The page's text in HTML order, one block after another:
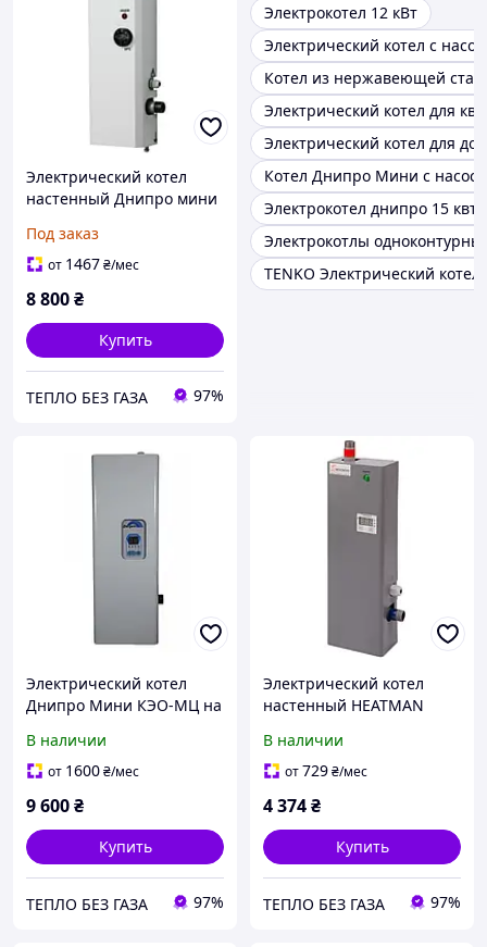
Электрический котел
настенный Днипро мини
Под заказ
от 1467₴/мес
8 800₴
Купить
ТЕПЛО БЕЗ ГАЗА 97%
Электрокотел 12 кВт
Электрический котел с
Котел из нержавеющей
Электрический котел для
Электрический котел для
Котел Днипро Мини с
Электрокотел днипро 15 квт
Электрокотлы
TENKO Электрический
Электрический котел
Днипро Мини КЭО-МЦ на
220/380 В
В наличии
от 1600₴/мес
9 600₴
Купить
ТЕПЛО БЕЗ ГАЗА 97%
Электрический котел
настенный HEATMAN
В наличии
от729₴/мес
4 374₴
Купить
ТЕПЛО БЕЗ ГАЗА 97%